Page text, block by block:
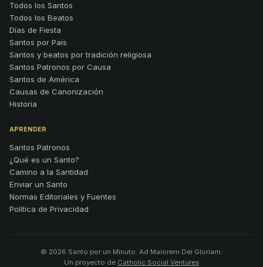
Todos los Santos
Todos los Beatos
Días de Fiesta
Santos por País
Santos y beatos por tradición religiosa
Santos Patronos por Causa
Santos de América
Causas de Canonización
Historia
APRENDER
Santos Patronos
¿Qué es un Santo?
Camino a la Santidad
Enviar un Santo
Normas Editoriales y Fuentes
Política de Privacidad
© 2026 Santo por un Minuto. Ad Maiorem Dei Gloriam.
Un proyecto de Catholic Social Ventures